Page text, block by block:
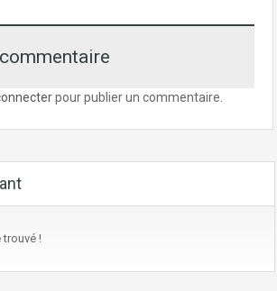
pour publier un commentaire.
trouvé !